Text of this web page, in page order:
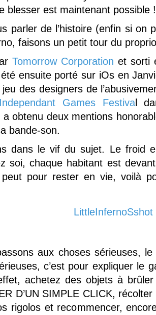
blesser est maintenant possible !
parler de l’histoire (enfin si on
faisons un petit tour du
Tomorrow Corporation et sorti
ensuite porté sur iOs en
des designers de
Games Festival
obtenu deux mentions
bande-son.
dans le vif du sujet. Le froid
soi, chaque habitant est
pour rester en vie, voilà
aux choses sérieuses,
c’est pour expliquer le
achetez des objets à brûler
D’UN SIMPLE CLICK,
rigolos et recommencer,